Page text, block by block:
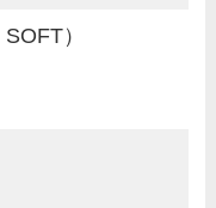
）